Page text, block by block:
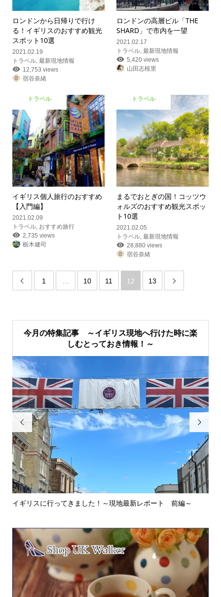
ロンドンから日帰りで行け
る！イギリスのおすすめ観光
スポット10選
2021.02.19
トラベル, 最新現地情報
12,753 views
宿谷奈緒
ロンドンの高層ビル「THE
SHARD」で市内を一望
2021.02.17
トラベル ,最新現地情報
5,420 views
山田志桜里
トラベル
イギリス個人旅行のおすすめ
【入門編】
2021.02.09
トラベル, おすすめ旅行
2,735 views
栃木健司
トラベル
まるでおとぎの国！コッツウ
ォルズのおすすめ観光スポッ
ト10選
2021.02.05
トラベル,最新現地情報
28,880 views
宿谷奈緒
 1 … 10 11 12 13 
今月の特集記事 ～イギリス現地へ行けた時に楽
しむとっておき情報！～

イギリスに行ってきました！～現地最新レポート 前編～
